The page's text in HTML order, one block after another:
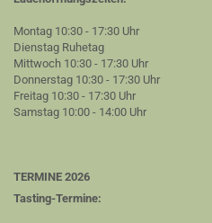
Montag 10:30 - 17:30 Uhr
Dienstag Ruhetag
Mittwoch 10:30 - 17:30 Uhr
Donnerstag 10:30 - 17:30 Uhr
Freitag 10:30 - 17:30 Uhr
Samstag 10:00 - 14:00 Uhr
TERMINE 2026
Tasting-Termine: